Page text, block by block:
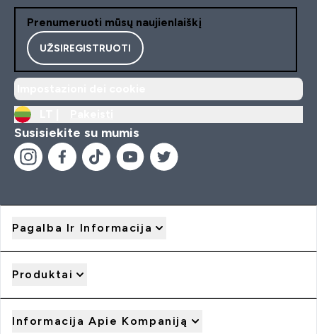
Prenumeruoti mūsų naujienlaiškį
UŽSIREGISTRUOTI
Susisiekite su mumis
Pagalba Ir Informacija
Produktai
Informacija Apie Kompaniją